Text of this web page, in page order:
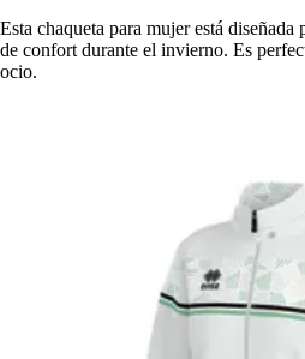
Esta chaqueta para mujer está diseñada
de confort durante el invierno. Es
ocio.